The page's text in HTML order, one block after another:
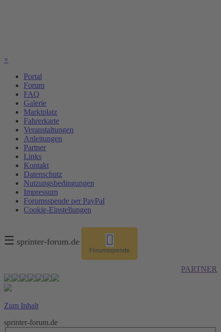
×
Portal
Forum
FAQ
Galerie
Marktplatz
Fahrerkarte
Veranstaltungen
Anleitungen
Partner
Links
Kontakt
Datenschutz
Nutzungsbedingungen
Impressum
Forumsspende per PayPal
Cookie-Einstellungen
☰ sprinter-forum.de
Forumsspende
PARTNER
Zum Inhalt
sprinter-forum.de